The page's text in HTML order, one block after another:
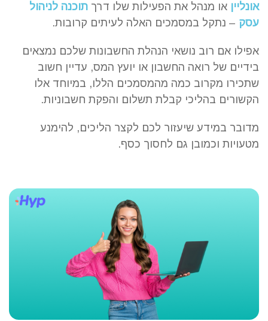
אונליין או מנהל את הפעילות שלו דרך תוכנה לניהול
עסק – נתקל במסמכים האלה לעיתים קרובות.
אפילו אם רוב נושאי הנהלת החשבונות שלכם נמצאים
בידיים של רואה החשבון או יועץ המס, עדיין חשוב
שתכירו מקרוב כמה מהמסמכים הללו, במיוחד אלו
הקשורים בהליכי קבלת תשלום והפקת חשבוניות.
מדובר במידע שיעזור לכם לקצר הליכים, להימנע
מטעויות וכמובן גם לחסוך כסף.